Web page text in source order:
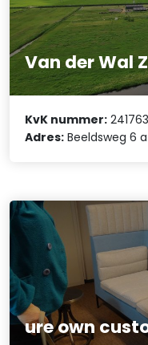
Van der Wal
KvK nummer:
Adres: Beeldsweg 6 a
ure own